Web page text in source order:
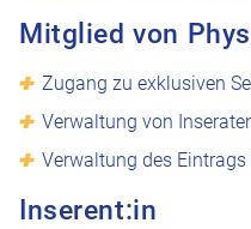
Mitglied von
Zugang zu exklusiven
Verwaltung von
Verwaltung des
Inserent:in